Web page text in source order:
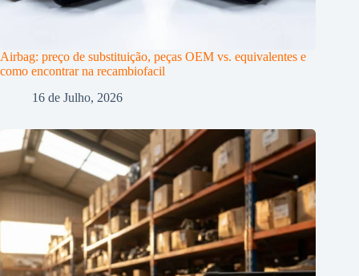
Airbag: preço de substituição, peças OEM vs. equivalentes e
como encontrar na recambiofacil
16 de Julho, 2026